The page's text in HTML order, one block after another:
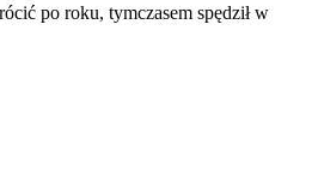
po roku, tymczasem spędził w